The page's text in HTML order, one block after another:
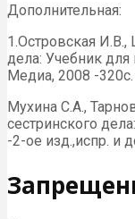
Дополнительная:
1.Островская
дела: Учебник
Медиа, 2008 -320с.
Мухина С.А.,
сестринского
-2-ое изд.,испр. и